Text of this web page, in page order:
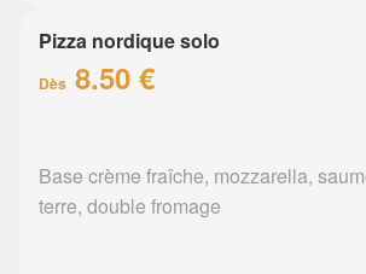
Pizza nordique solo
Dès 8.50 €
Base crème fraîche, mozzarella,
terre, double fromage